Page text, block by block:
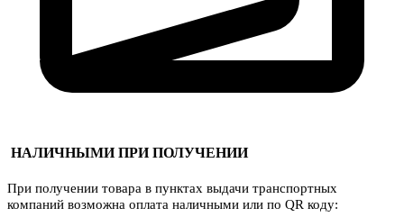
НАЛИЧНЫМИ ПРИ ПОЛУЧЕНИИ
При получении товара в пунктах выдачи транспортных
компаний возможна оплата наличными или по QR коду: